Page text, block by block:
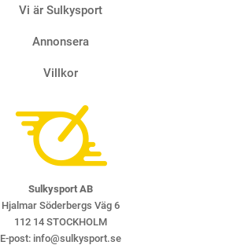
Vi är Sulkysport
Annonsera
Villkor
Sulkysport AB
Hjalmar Söderbergs Väg 6
112 14 STOCKHOLM
E-post: info@sulkysport.se